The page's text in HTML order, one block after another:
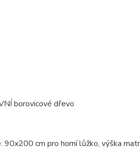
borovicové dřevo
: 90x200 cm pro horní lůžko, výška